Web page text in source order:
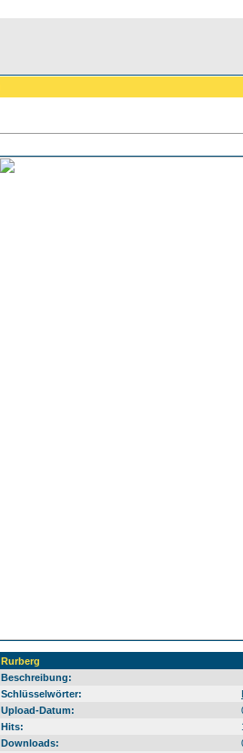
Rurberg
Beschreibung:
Schlüsselwörter:
Upload-Datum:
Hits:
Downloads: